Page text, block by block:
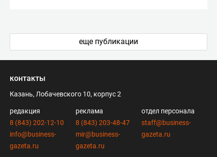
еще публикации
контакты
Казань, Лобачевского 10, корпус 2
редакция
8 (843) 202-12-10
info@business-
gazeta.ru
реклама
8 (843) 203-48-47
mir@business-
gazeta.ru
отдел персонала
staff@business-
gazeta.ru